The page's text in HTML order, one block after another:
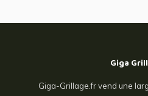
Giga
Giga-Grillage.fr vend une